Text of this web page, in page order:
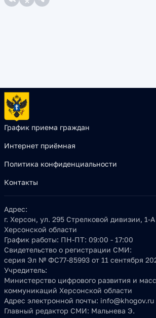
График приема граждан
Интернет приёмная
Политика конфиденциальности
Контакты
Адрес:
г. Херсон, ул. 295 Стрелковой дивизии, 1-
Херсонской области
График работы: ПН-ПТ: 09:00 - 17:00
Свидетельство о регистрации СМИ:
серия Эл № ФС77-85993 от 11 сентября
Учредитель:
Министерство цифрового развития и
коммуникаций Херсонской области
Адрес электронной почты: info@khogov.ru
Главный редактор СМИ: Мальнева Э.